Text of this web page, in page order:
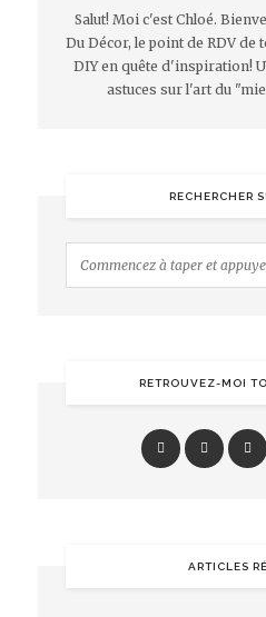
Salut! Moi c'est Chloé.
Du Décor, le point de RDV de
DIY en quête d'inspiration!
astuces sur l'art du
RECHERCHER
RETROUVEZ-MOI
ARTICLES